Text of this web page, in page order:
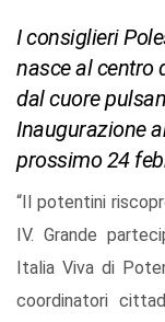
I consiglieri
nasce al centro
dal cuore
Inaugurazione
prossimo 24
“II potentini
IV. Grande
Italia Viva di
coordinatori